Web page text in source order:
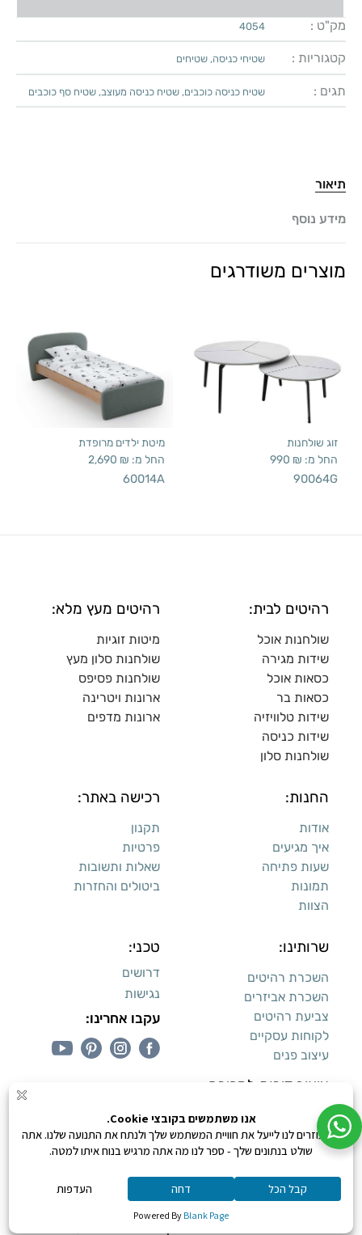
מק"ט : 4054
קטגוריות : שטיחי כניסה, שטיחים
תגים : שטיח כניסה כוכבים, שטיח כניסה מעוצב, שטיח סף כוכבים
תיאור
מידע נוסף
מוצרים משודרגים
זוג שולחנות
החל מ: 990 ₪
90064G
מיטת ילדים מרופדת
החל מ: 2,690 ₪
60014A
רהיטים לבית:
שולחנות אוכל
שידות מגירה
כסאות אוכל
כסאות בר
שידות טלוויזיה
שידות כניסה
שולחנות סלון
רהיטים מעץ מלא:
מיטות זוגיות
שולחנות סלון מעץ
שולחנות פסיפס
ארונות ויטרינה
ארונות מדפים
החנות:
אודות
איך מגיעים
שעות פתיחה
תמונות
הצוות
רכישה באתר:
תקנון
פרטיות
שאלות ותשובות
ביטולים והחזרות
שרותינו:
השכרת רהיטים
השכרת אביזרים
צביעת רהיטים
לקוחות עסקיים
עיצוב פנים
עיצוב דירות למכירה:
טכני:
דרושים
נגישות
עקבו אחרינו:
קנייה מאובטחת